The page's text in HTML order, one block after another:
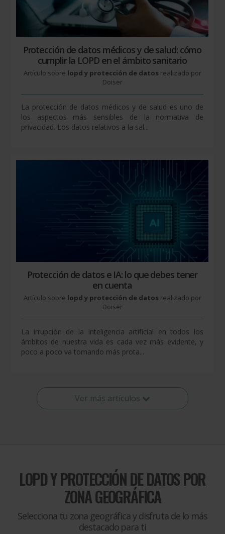
Protección de datos médicos y de salud: cómo
cumplir la LOPD en el ámbito sanitario
Artículo sobre lopd y protección de datos realizado por
Doiser
La protección de datos médicos y de salud es uno de
los aspectos más sensibles de la normativa de
privacidad. Los datos relativos a la sal...
Protección de datos e IA: lo que debes tener
en cuenta
Artículo sobre lopd y protección de datos realizado por
Doiser
La irrupción de la inteligencia artificial en todos los
ámbitos de nuestra vida es cada vez más evidente, y
poco a poco va tomando más prota...
Ver más artículos
LOPD Y PROTECCIÓN DE DATOSPOR
ZONA GEOGRÁFICA
Selecciona tu zona geográfica y disfruta de lo más
destacado para ti